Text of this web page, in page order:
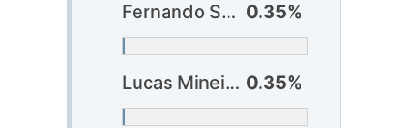
Fernando Sobral (Cuiabá) 0.35%
Lucas Mineiro (Cuiabá) 0.35%